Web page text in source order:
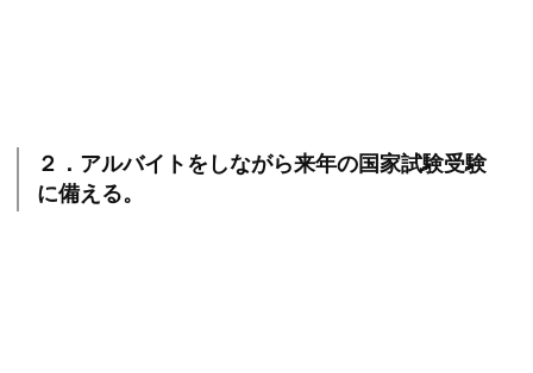
２．アルバイトをしながら来年の国家試験受験
に備える。